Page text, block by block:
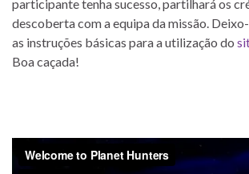
participante tenha sucesso, partilhará os
descoberta com a equipa da missão.
as instruções básicas para a utilização do
Boa caçada!